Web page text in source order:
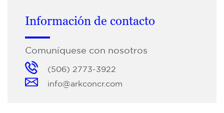
Información de contacto
Comuníquese con nosotros
(506) 2773-3922
info@arkconcr.com